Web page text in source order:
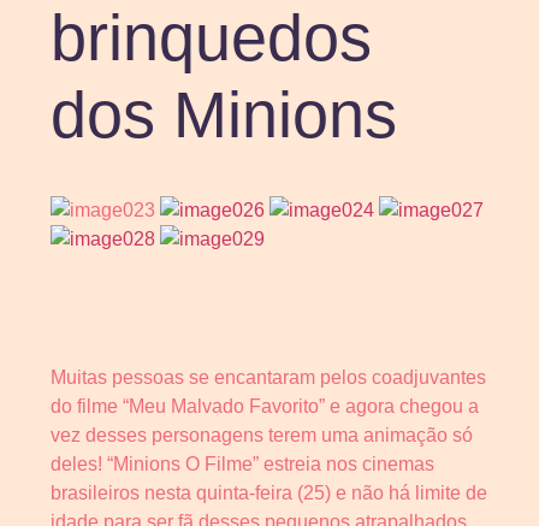
brinquedos
dos Minions
Muitas pessoas se encantaram pelos coadjuvantes
do filme “Meu Malvado Favorito” e agora chegou a
vez desses personagens terem uma animação só
deles! “Minions O Filme” estreia nos cinemas
brasileiros nesta quinta-feira (25) e não há limite de